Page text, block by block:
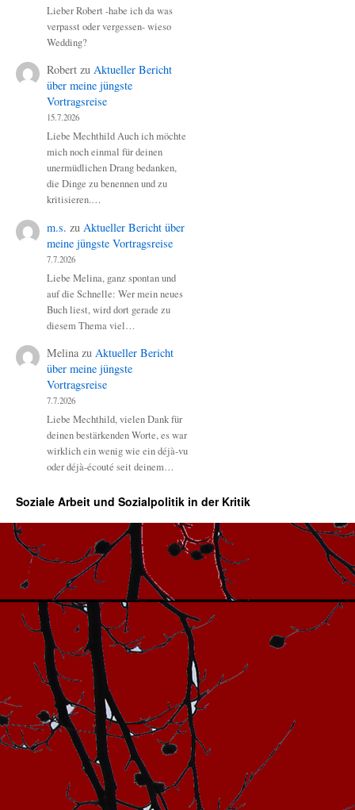
Lieber Robert -habe ich da was
verpasst oder vergessen- wieso
Wedding?
Robert zu Aktueller Bericht
über meine jüngste
Vortragsreise
15.7.2026
Liebe Mechthild Auch ich möchte
mich noch einmal für deinen
unermüdlichen Drang bedanken,
die Dinge zu benennen und zu
kritisieren.…
m.s. zu Aktueller Bericht über
meine jüngste Vortragsreise
7.7.2026
Liebe Melina, ganz spontan und
auf die Schnelle: Wer mein neues
Buch liest, wird dort gerade zu
diesem Thema viel…
Melina zu Aktueller Bericht
über meine jüngste
Vortragsreise
7.7.2026
Liebe Mechthild, vielen Dank für
deinen bestärkenden Worte, es war
wirklich ein wenig wie ein déjà-vu
oder déjà-écouté seit deinem…
Soziale Arbeit und Sozialpolitik in der Kritik